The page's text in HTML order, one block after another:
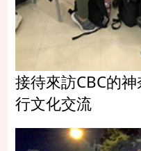
接待來訪CBC的
行文化交流